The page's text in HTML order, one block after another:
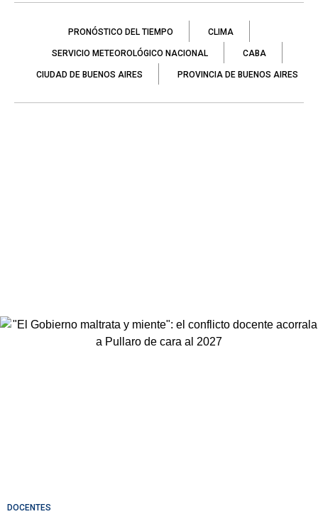
PRONÓSTICO DEL TIEMPO CLIMA
SERVICIO METEOROLÓGICO NACIONAL CABA
CIUDAD DE BUENOS AIRES PROVINCIA DE BUENOS AIRES
DOCENTES